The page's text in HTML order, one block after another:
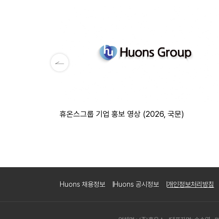
휴온스그룹 기업 홍보 영상 (2026, 국문)
Huons 채용정보 Huons 공시정보 개인정보처리방침